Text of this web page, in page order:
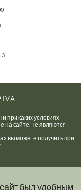
был удобным
3
при каких условиях
сайте, не являются
вы можете получить при